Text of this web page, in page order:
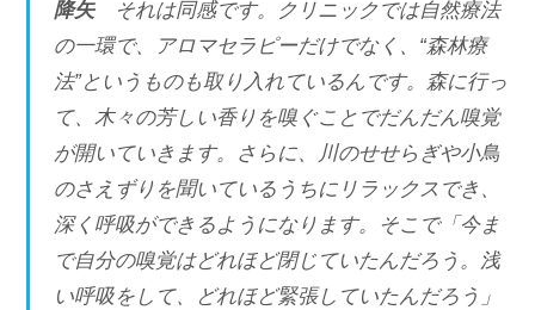
降矢
それは同感です。クリニックでは自然療法
の一環で、アロマセラピーだけでなく、“森林療
法”というものも取り入れているんです。森に行っ
て、木々の芳しい香りを嗅ぐことでだんだん嗅覚
が開いていきます。さらに、川のせせらぎや小鳥
のさえずりを聞いているうちにリラックスでき、
深く呼吸ができるようになります。そこで「今ま
で自分の嗅覚はどれほど閉じていたんだろう。浅
い呼吸をして、どれほど緊張していたんだろう」